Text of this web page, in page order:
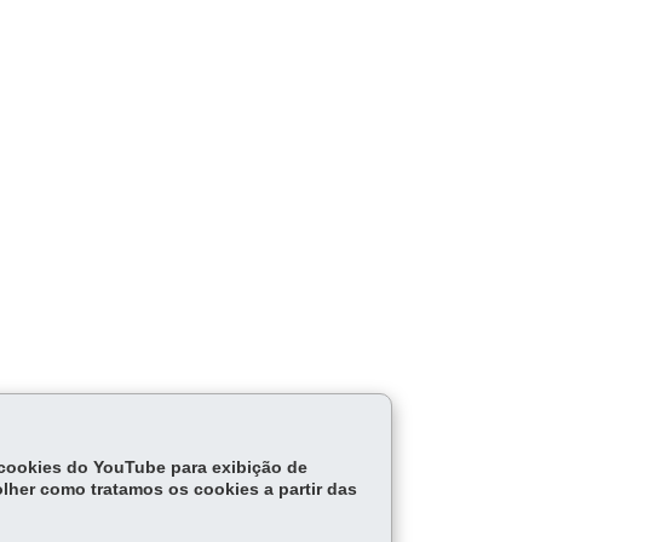
do YouTube para exibição de
como tratamos os cookies a partir das